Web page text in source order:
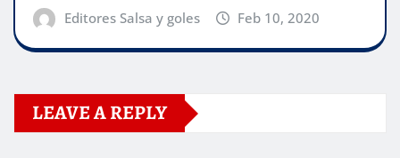
Editores Salsa y goles Feb 10, 2020
LEAVE A REPLY